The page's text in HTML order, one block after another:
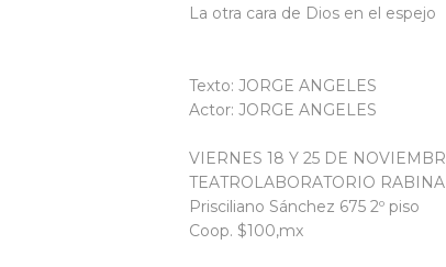
La otra cara de Dios en el espejo
Texto: JORGE ANGELES
Actor: JORGE ANGELES
VIERNES 18 Y 25 DE
TEATROLABORATORIO
Prisciliano Sánchez 675 2º piso
Coop. $100,mx